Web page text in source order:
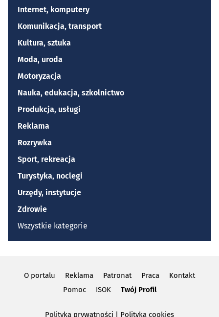
Internet, komputery
Komunikacja, transport
Kultura, sztuka
Moda, uroda
Motoryzacja
Nauka, edukacja, szkolnictwo
Produkcja, usługi
Reklama
Rozrywka
Sport, rekreacja
Turystyka, noclegi
Urzędy, instytucje
Zdrowie
Wszystkie kategorie
O portalu Reklama Patronat Praca
Kontakt
Pomoc
ISOK Twój Profil
Polityka prywatności | Polityka cookies